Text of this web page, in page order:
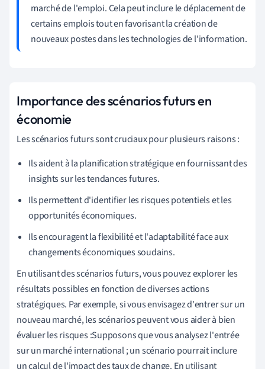
marché de l'emploi. Cela peut inclure le déplacement de
certains emplois tout en favorisant la création de
nouveaux postes dans les technologies de l'information.
Importance des scénarios futurs en
économie
Les scénarios futurs sont cruciaux pour plusieurs raisons :
Ils aident à la planification stratégique en fournissant des
insights sur les tendances futures.
Ils permettent d'identifier les risques potentiels et les
opportunités économiques.
Ils encouragent la flexibilité et l'adaptabilité face aux
changements économiques soudains.
En utilisant des scénarios futurs, vous pouvez explorer les
résultats possibles en fonction de diverses actions
stratégiques. Par exemple, si vous envisagez d'entrer sur un
nouveau marché, les scénarios peuvent vous aider à bien
évaluer les risques :Supposons que vous analysez l'entrée
sur un marché international ; un scénario pourrait inclure
un calcul de l'impact des taux de change. En utilisant